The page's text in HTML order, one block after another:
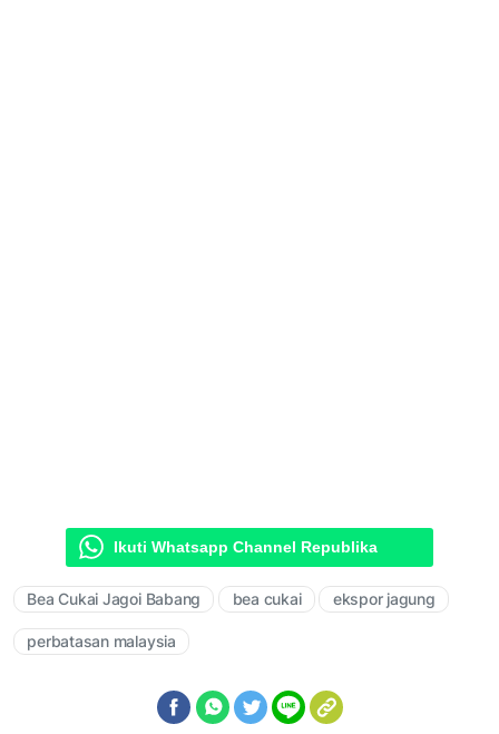
Ikuti Whatsapp Channel Republika
Bea Cukai Jagoi Babang bea cukai ekspor jagung
perbatasan malaysia